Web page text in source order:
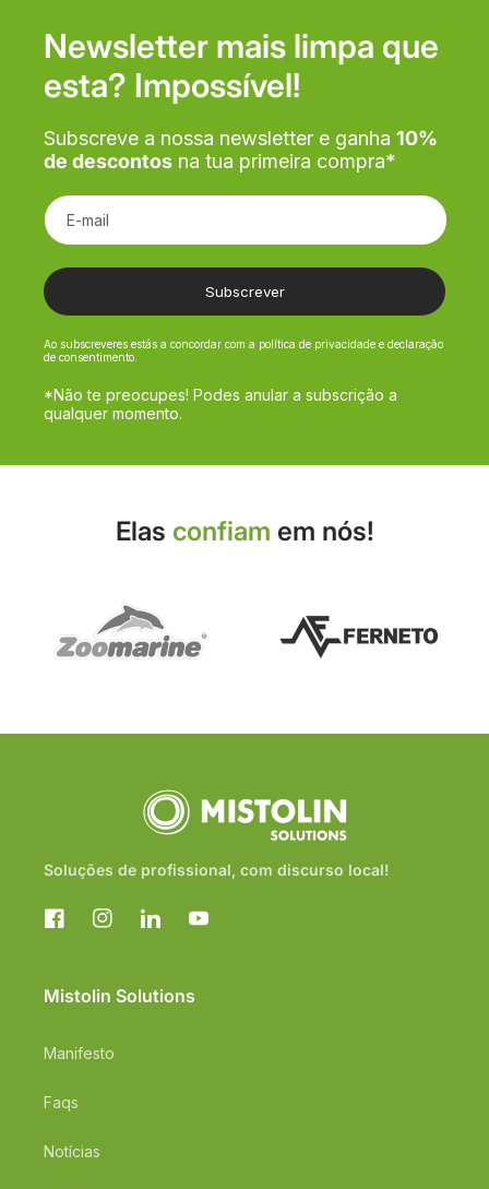
Newsletter mais limpa que
esta? Impossível!
Subscreve a nossa newsletter e ganha 10%
de descontos na tua primeira compra*
E-mail
Subscrever
Ao subscreveres estás a concordar com a política de privacidade e declaração
de consentimento.
*Não te preocupes! Podes anular a subscrição a
qualquer momento.
Elas confiam em nós!
Soluções de profissional, com discurso local!
FacebookInstagramTranslationYouTube
Mistolin Solutions
Manifesto
Faqs
Notícias